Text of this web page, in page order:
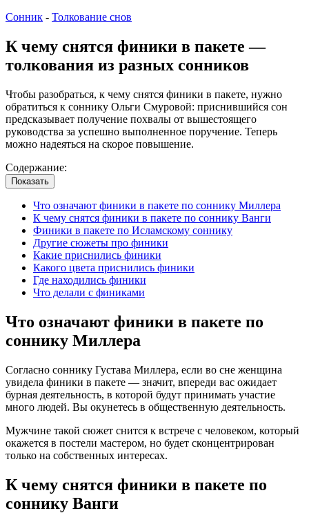
Сонник - Толкование снов
К чему снятся финики в пакете —
толкования из разных сонников
Чтобы разобраться, к чему снятся финики в пакете, нужно
обратиться к соннику Ольги Смуровой: приснившийся сон
предсказывает получение похвалы от вышестоящего
руководства за успешно выполненное поручение. Теперь
можно надеяться на скорое повышение.
Содержание:
Показать
Что означают финики в пакете по соннику Миллера
К чему снятся финики в пакете по соннику Ванги
Финики в пакете по Исламскому соннику
Другие сюжеты про финики
Какие приснились финики
Какого цвета приснились финики
Где находились финики
Что делали с финиками
Что означают финики в пакете по
соннику Миллера
Согласно соннику Густава Миллера, если во сне женщина
увидела финики в пакете — значит, впереди вас ожидает
бурная деятельность, в которой будут принимать участие
много людей. Вы окунетесь в общественную деятельность.
Мужчине такой сюжет снится к встрече с человеком, который
окажется в постели мастером, но будет сконцентрирован
только на собственных интересах.
К чему снятся финики в пакете по
соннику Ванги